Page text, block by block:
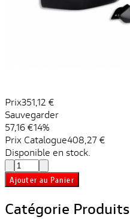
Prix351,12 €
Sauvegarder
57,16 €14%
Prix ​​Catalogue408,27 €
Disponible en stock.
Ajouter au Panier
Catégorie Produits